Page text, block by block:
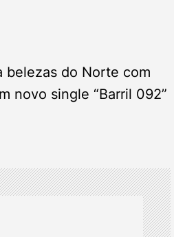
belezas do Norte com
novo single “Barril 092”